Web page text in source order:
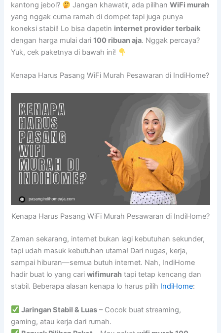
kantong jebol?
Jangan khawatir, ada pilihanWiFi murah
yang nggak cuma ramah di dompet tapi juga punya
koneksi stabil! Lo bisa dapetin internet provider terbaik
dengan harga mulai dari100 ribuan aja. Nggak percaya?
Yuk, cek paketnya di bawah ini!
Kenapa Harus Pasang WiFi Murah Pesawaran di IndiHome?
Kenapa Harus Pasang WiFi Murah Pesawaran di IndiHome?
Zaman sekarang, internet bukan lagi kebutuhan sekunder,
tapi udah masuk kebutuhan utama! Dari nugas, kerja,
sampai hiburan—semua butuh internet. Nah, IndiHome
hadir buat lo yang cariwifimurah tapi tetap kencang dan
stabil. Beberapa alasan kenapa lo harus pilih IndiHome:
Jaringan Stabil & Luas – Cocok buat streaming,
gaming, atau kerja dari rumah.